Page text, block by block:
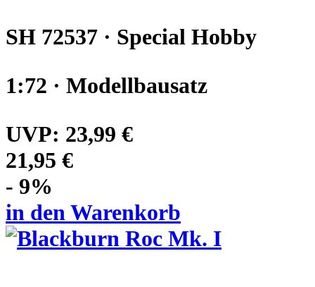
SH 72537 · Special Hobby
1:72 · Modellbausatz
UVP: 23,99 €
21,95 €
- 9%
in den Warenkorb